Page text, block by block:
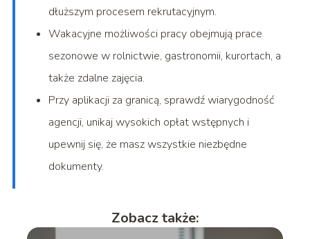
dłuższym procesem rekrutacyjnym.
Wakacyjne możliwości pracy obejmują prace
sezonowe w rolnictwie, gastronomii, kurortach, a
także zdalne zajęcia.
Przy aplikacji za granicą, sprawdź wiarygodność
agencji, unikaj wysokich opłat wstępnych i
upewnij się, że masz wszystkie niezbędne
dokumenty.
Zobacz także: